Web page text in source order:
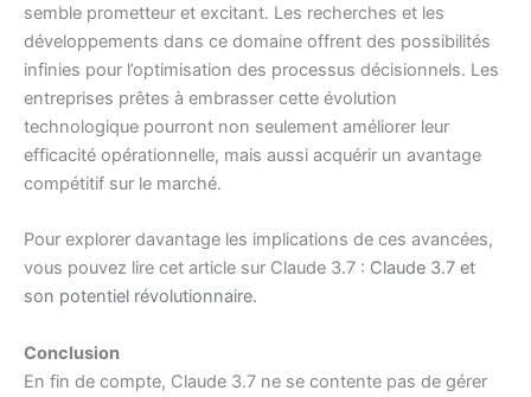
semble prometteur et excitant. Les recherches et les
développements dans ce domaine offrent des possibilités
infinies pour l’optimisation des processus décisionnels. Les
entreprises prêtes à embrasser cette évolution
technologique pourront non seulement améliorer leur
efficacité opérationnelle, mais aussi acquérir un avantage
compétitif sur le marché.
Pour explorer davantage les implications de ces avancées,
vous pouvez lire cet article sur Claude 3.7 : Claude 3.7 et
son potentiel révolutionnaire.
Conclusion
En fin de compte, Claude 3.7 ne se contente pas de gérer